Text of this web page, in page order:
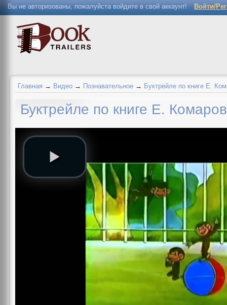
Вы не авторизованы, пожалуйста войдите в свой аккаунт! Войти/
Главная → Видео → Познавательное → Буктрейле по книге Е.
Буктрейле по книге Е.